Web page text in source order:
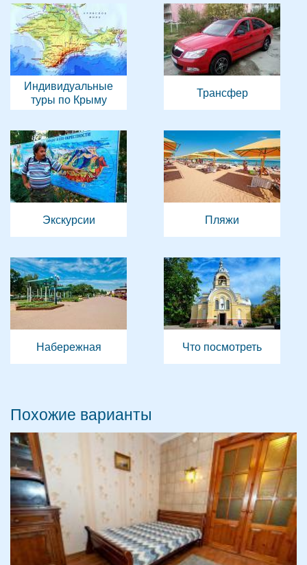
Индивидуальные
туры по Крыму
Трансфер
Экскурсии Пляжи
Набережная Что посмотреть
Похожие варианты